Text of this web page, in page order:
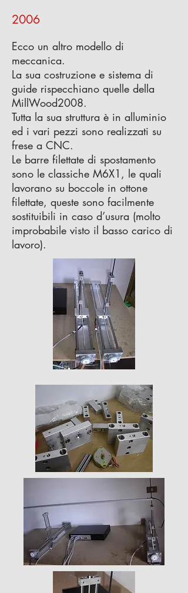
2006
Ecco un altro modello di
meccanica.
La sua costruzione e sistema di
guide rispecchiano quelle della
MillWood2008.
Tutta la sua struttura è in alluminio
ed i vari pezzi sono realizzati su
frese a CNC.
Le barre filettate di spostamento
sono le classiche M6X1, le quali
lavorano su boccole in ottone
filettate, queste sono facilmente
sostituibili in caso d’usura (molto
improbabile visto il basso carico di
lavoro).